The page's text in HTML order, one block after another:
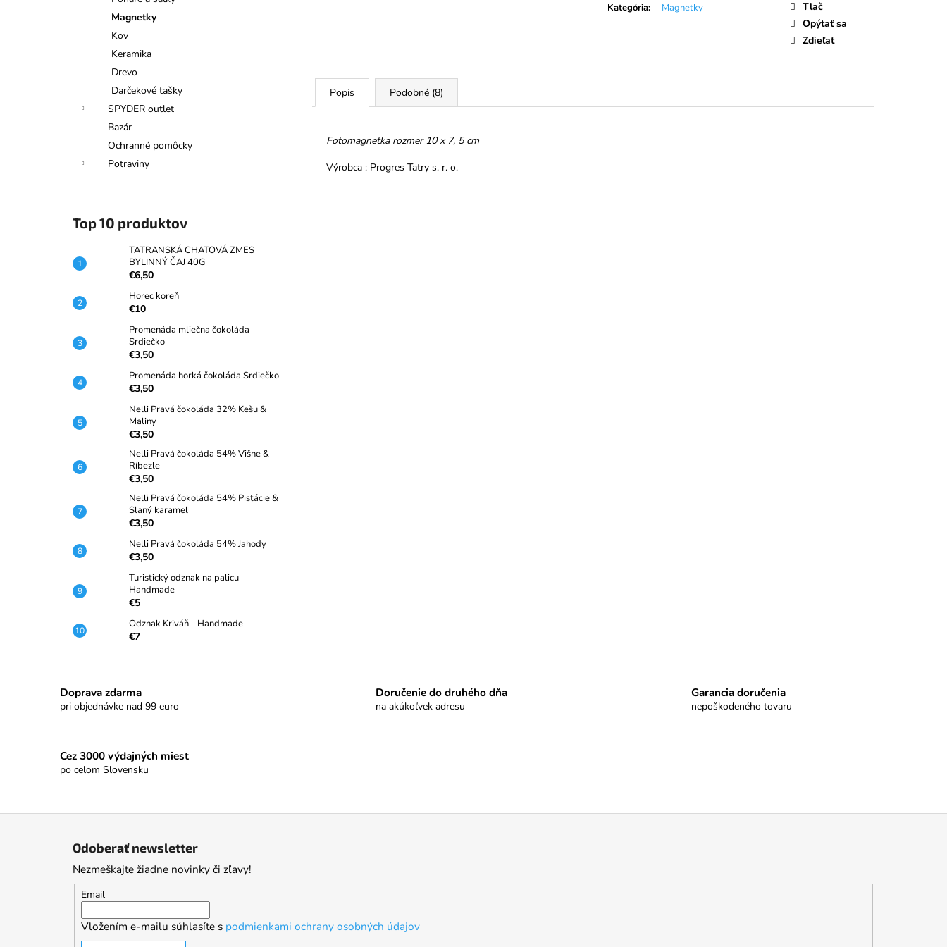
Magnetky
Kov
Keramika
Drevo
Darčekové tašky
SPYDER outlet
Bazár
Ochranné pomôcky
Potraviny
Top 10 produktov
TATRANSKÁ CHATOVÁ ZMES
BYLINNÝ ČAJ 40G
€6,50
Horec koreň
€10
Promenáda mliečna čokoláda
Srdiečko
€3,50
Promenáda horká čokoláda Srdiečko
€3,50
Nelli Pravá čokoláda 32% Kešu &
Maliny
€3,50
Nelli Pravá čokoláda 54% Višne &
Ríbezle
€3,50
Nelli Pravá čokoláda 54% Pistácie &
Slaný karamel
€3,50
Nelli Pravá čokoláda 54% Jahody
€3,50
Turistický odznak na palicu -
Handmade
€5
Odznak Kriváň - Handmade
€7
Kategória: Magnetky
Tlač
Opýtať sa
Zdieľať
Popis Podobné (8)
Fotomagnetka rozmer 10 x 7, 5 cm
Výrobca : Progres Tatry s. r. o.
BYLINNÝ ČAJ 40G
Doprava zdarma
pri objednávke nad 99 euro
Doručenie do druhého dňa
na akúkoľvek adresu
Garancia doručenia
nepoškodeného tovaru
Cez 3000 výdajných miest
po celom Slovensku
Odoberať newsletter
Nezmeškajte žiadne novinky či zľavy!
Email
Vložením e-mailu súhlasíte s podmienkami ochrany osobných údajov